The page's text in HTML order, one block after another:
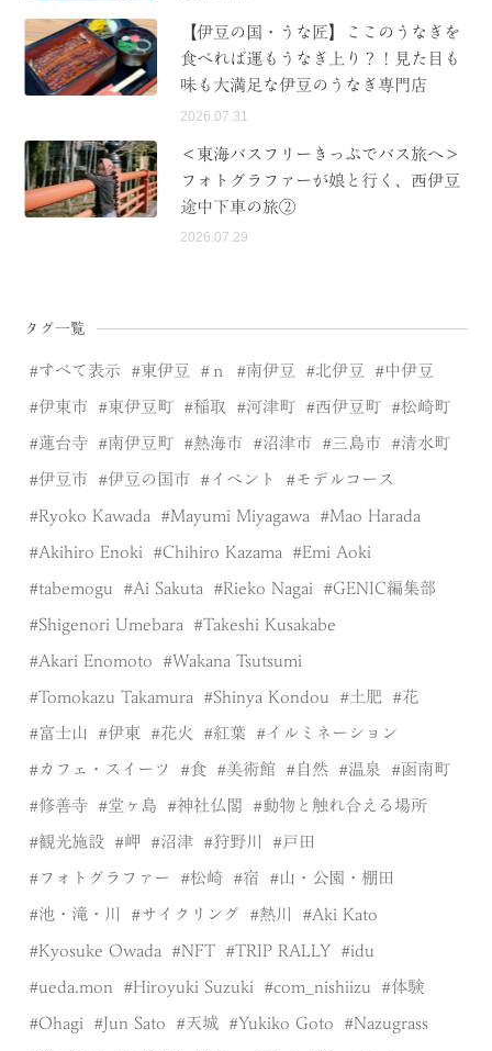
【伊豆の国・うな匠】ここのうなぎを
食べれば運もうなぎ上り？！見た目も
味も大満足な伊豆のうなぎ専門店
2026.07.31
＜東海バスフリーきっぷでバス旅へ＞
フォトグラファーが娘と行く、西伊豆
途中下車の旅②
2026.07.29
タグ一覧
すべて表示 東伊豆 ｎ 南伊豆 北伊豆 中伊豆
伊東市 東伊豆町 稲取 河津町 西伊豆町 松崎町
蓮台寺 南伊豆町 熱海市 沼津市 三島市 清水町
伊豆市 伊豆の国市 イベント モデルコース
Ryoko Kawada Mayumi Miyagawa Mao Harada
Akihiro Enoki Chihiro Kazama Emi Aoki
tabemogu Ai Sakuta Rieko Nagai GENIC編集部
Shigenori Umebara Takeshi Kusakabe
Akari Enomoto Wakana Tsutsumi
Tomokazu Takamura Shinya Kondou 土肥 花
富士山 伊東 花火 紅葉 イルミネーション
カフェ・スイーツ 食 美術館 自然 温泉 函南町
修善寺 堂ヶ島 神社仏閣 動物と触れ合える場所
観光施設 岬 沼津 狩野川 戸田
フォトグラファー 松崎 宿 山・公園・棚田
池・滝・川 サイクリング 熱川 Aki Kato
Kyosuke Owada NFT TRIP RALLY idu
ueda.mon Hiroyuki Suzuki com_nishiizu 体験
Ohagi Jun Sato 天城 Yukiko Goto Nazugrass